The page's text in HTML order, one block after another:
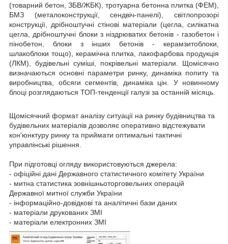
(товарний бетон, ЗБВ/ЖБК), тротуарна бетонна плитка (ФЕМ),
БМЗ (металоконструкції, сендвіч-панелі), світлопрозорі
конструкції, дрібноштучні стінові матеріали (цегла, силікатна
цегла, дрібноштучні блоки з ніздрюватих бетонів - газобетон і
пінобетон, блоки з інших бетонів - керамзитоблоки,
шлакоблоки тощо), керамічна плитка, лакофарбова продукція
(ЛКМ), будівельні суміші, покрівельні матеріали. Щомісячно
визначаються основні параметри ринку, динаміка попиту та
виробництва, обсяги сегментів, динаміка цін. У новинному
блоці розглядаються ТОП-тенденції галузі за останній місяць.
Щомісячний формат аналізу ситуації на ринку будівництва та
будівельних матеріалів дозволяє оперативно відстежувати
кон'юнктуру ринку та приймати оптимальні тактичні
управлінські рішення.
При підготовці огляду використовуються джерела:
- офіційні дані Державного статистичного комітету України
- митна статистика зовнішньоторговельних операцій
Державної митної служби України
- інформаційно-довідкові та аналітичні бази даних
- матеріали друкованих ЗМІ
- матеріали електронних ЗМІ